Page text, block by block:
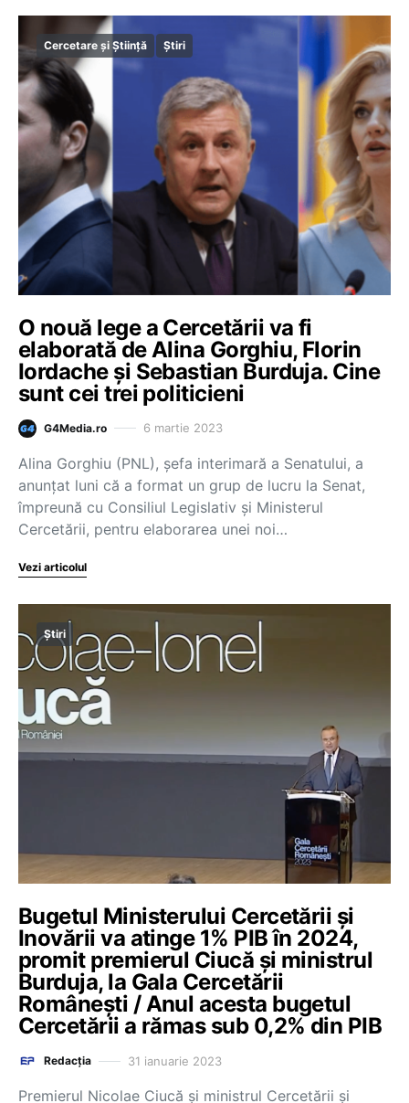
Cercetare și Știință Știri
O nouă lege a Cercetării va fi
elaborată de Alina Gorghiu, Florin
Iordache și Sebastian Burduja. Cine
sunt cei trei politicieni
G4Media.ro 6 martie 2023
Alina Gorghiu (PNL), șefa interimară a Senatului, a
anunţat luni că a format un grup de lucru la Senat,
împreună cu Consiliul Legislativ şi Ministerul
Cercetării, pentru elaborarea unei noi…
Vezi articolul
Știri
Bugetul Ministerului Cercetării și
Inovării va atinge 1% PIB în 2024,
promit premierul Ciucă și ministrul
Burduja, la Gala Cercetării
Românești / Anul acesta bugetul
Cercetării a rămas sub 0,2% din PIB
Redacția 31 ianuarie 2023
Premierul Nicolae Ciucă și ministrul Cercetării și